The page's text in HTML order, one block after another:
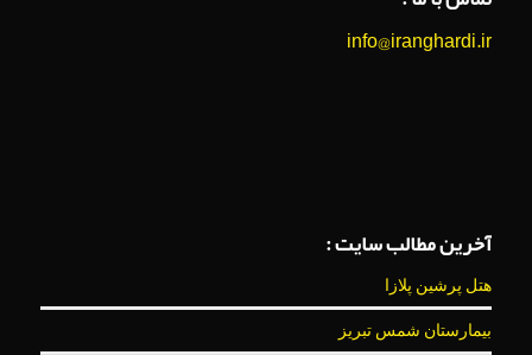
info@iranghardi.ir
آخرین مطالب سایت :
هتل پرشین پلازا
بیمارستان شمس تبریز